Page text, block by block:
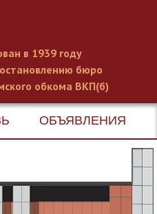
в 1939 году
бюро
обкома ВКП(б)
ОБЪЯВЛЕНИЯ